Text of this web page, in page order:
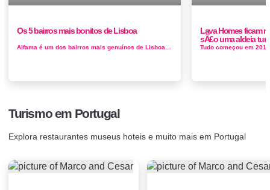
Os 5 bairros mais bonitos de Lisboa
Lava Homes ficam
sÃ£o uma aldeia
Turismo em Portugal
Explora restaurantes museus hoteis e muito mais em Portugal